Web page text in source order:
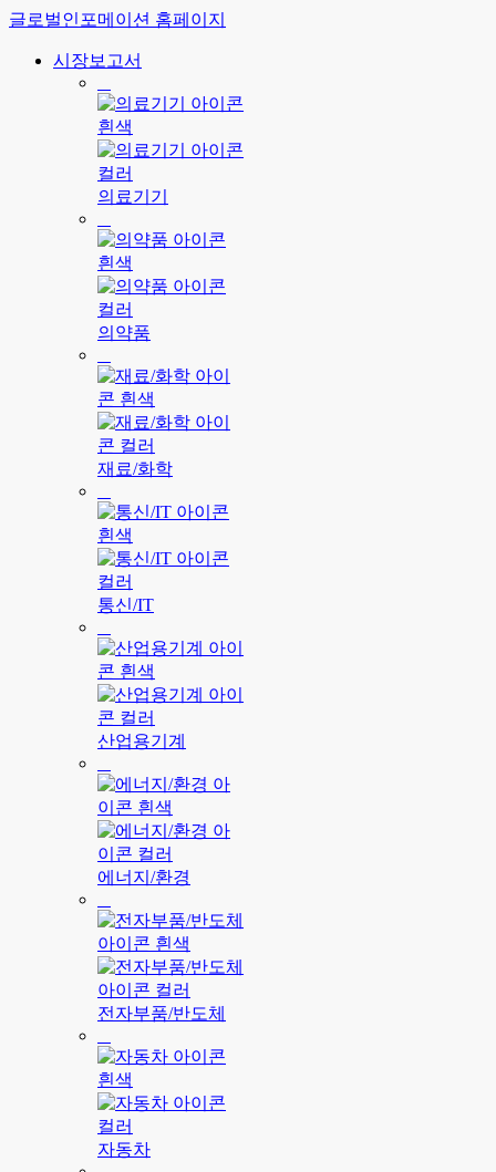
글로벌인포메이션 홈페이지
시장보고서
의료기기
의약품
재료/화학
통신/IT
산업용기계
에너지/환경
전자부품/반도체
자동차